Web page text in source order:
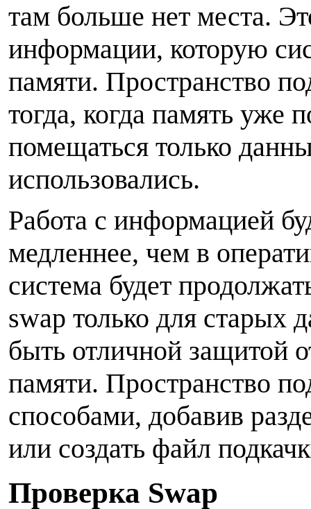
там больше нет места.
информации, которую
памяти. Пространство
тогда, когда память уже
помещаться только
использовались.
Работа с информацией
медленнее, чем в
система будет
swap только для старых
быть отличной защитой
памяти. Пространство
способами, добавив
или создать файл
Проверка Swap